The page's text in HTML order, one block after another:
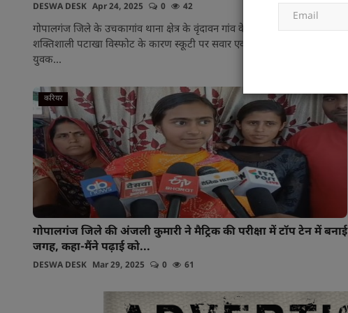
DESWA DESK Apr 24, 2025 0 42
गोपालगंज जिले के उचकागांव थाना क्षेत्र के वृंदावन गांव के पास अचानक हुए एक
शक्तिशाली पटाखा विस्फोट के कारण स्कूटी पर सवार एक मासूम बच्ची सहित एक
युवक...
करियर
गोपालगंज जिले की अंजली कुमारी ने मैट्रिक की परीक्षा में टॉप टेन में बनाई
जगह, कहा-मैंने पढ़ाई को...
DESWA DESK Mar 29, 2025 0 61